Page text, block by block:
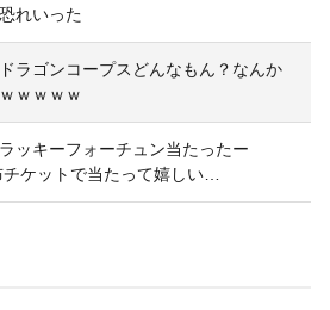
れいった
ラゴンコープスどんなもん？なんか
ｗｗｗｗ
ッキーフォーチュン当たったー
ケットで当たって嬉しい…